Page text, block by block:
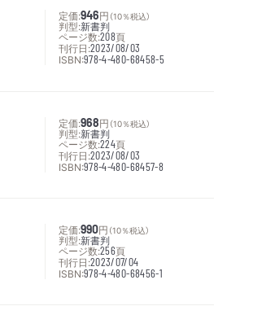
定価:946円 （10％税込）
判型:新書判
ページ数:208頁
刊行日:2023/08/03
ISBN:978-4-480-68458-5
定価:968円 （10％税込）
判型:新書判
ページ数:224頁
刊行日:2023/08/03
ISBN:978-4-480-68457-8
定価:990円 （10％税込）
判型:新書判
ページ数:256頁
刊行日:2023/07/04
ISBN:978-4-480-68456-1